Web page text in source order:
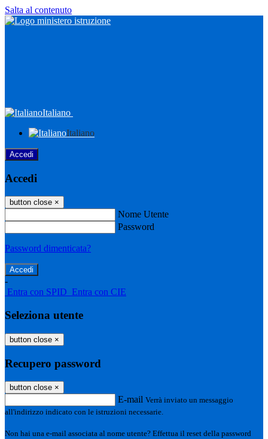
Salta al contenuto
Italiano
Italiano
Accedi
Accedi
button close ×
Nome Utente
Password
Password dimenticata?
-
Entra con SPID Entra con CIE
Seleziona utente
button close ×
Recupero password
button close ×
E-mail Verrà inviato un messaggio
all'indirizzo indicato con le istruzioni necessarie.
Non hai una e-mail associata al nome utente? Effettua il reset della password